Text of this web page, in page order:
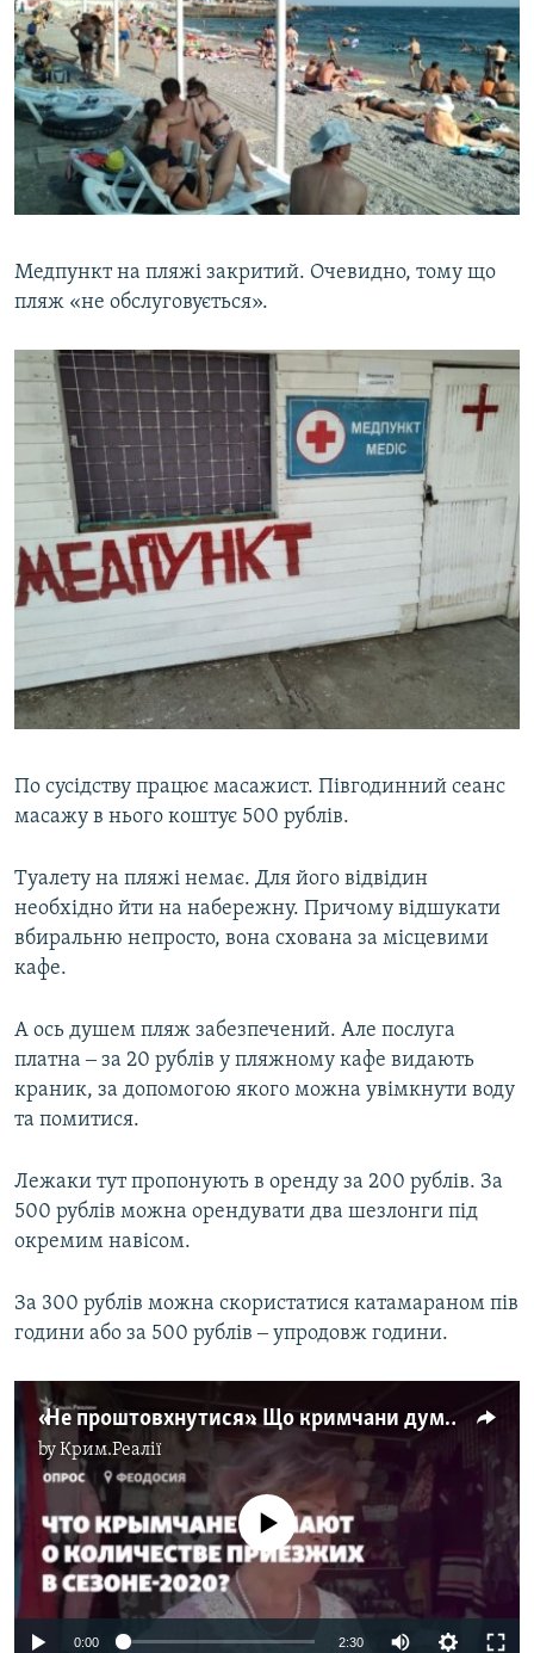
Медпункт на пляжі закритий. Очевидно, тому що
пляж «не обслуговується».
По сусідству працює масажист. Півгодинний сеанс
масажу в нього коштує 500 рублів.
Туалету на пляжі немає. Для його відвідин
необхідно йти на набережну. Причому відшукати
вбиральню непросто, вона схована за місцевими
кафе.
А ось душем пляж забезпечений. Але послуга
платна ‒ за 20 рублів у пляжному кафе видають
краник, за допомогою якого можна увімкнути воду
та помитися.
Лежаки тут пропонують в оренду за 200 рублів. За
500 рублів можна орендувати два шезлонги під
окремим навісом.
За 300 рублів можна скористатися катамараном пів
години або за 500 рублів ‒ упродовж години.
«Не проштовхнутися». Що кримчани думають про кількість приїжджих у сезоні-2020? (відео)
byКрим.Реалії
No media source currently available
0:00 2:30